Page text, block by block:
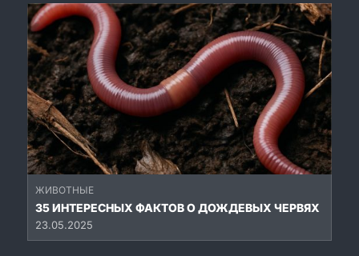
ЖИВОТНЫЕ
35 ИНТЕРЕСНЫХ ФАКТОВ О ДОЖДЕВЫХ ЧЕРВЯХ
23.05.2025